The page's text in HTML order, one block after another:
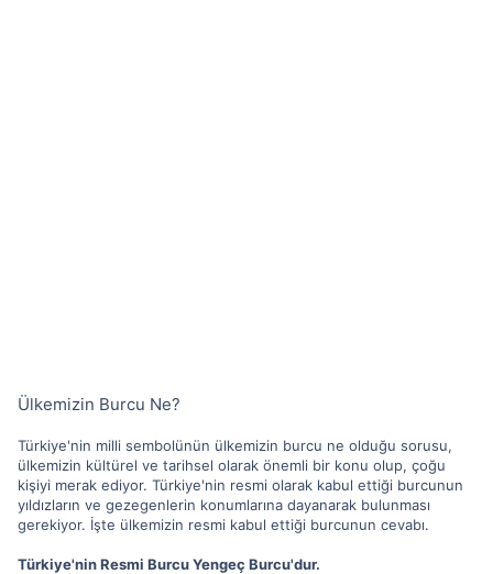
Ülkemizin Burcu Ne?
Türkiye'nin milli sembolünün ülkemizin burcu ne olduğu sorusu,
ülkemizin kültürel ve tarihsel olarak önemli bir konu olup, çoğu
kişiyi merak ediyor. Türkiye'nin resmi olarak kabul ettiği burcunun
yıldızların ve gezegenlerin konumlarına dayanarak bulunması
gerekiyor. İşte ülkemizin resmi kabul ettiği burcunun cevabı.
Türkiye'nin Resmi Burcu Yengeç Burcu'dur.